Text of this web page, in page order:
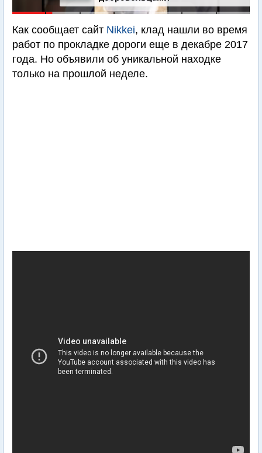
Как сообщает сайт Nikkei, клад нашли во время
работ по прокладке дороги еще в декабре 2017
года. Но объявили об уникальной находке
только на прошлой неделе.